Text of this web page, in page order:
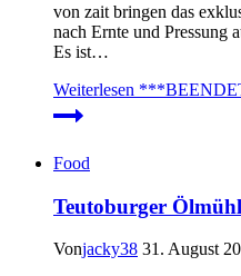
von zait bringen das
nach Ernte und Pressung
Es ist…
Weiterlesen
Food
Teutoburger
Vonjacky38 31. August